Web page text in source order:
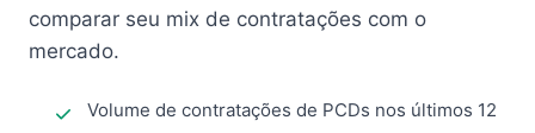
comparar seu mix de contratações com o
mercado.
Volume de contratações de PCDs nos últimos 12